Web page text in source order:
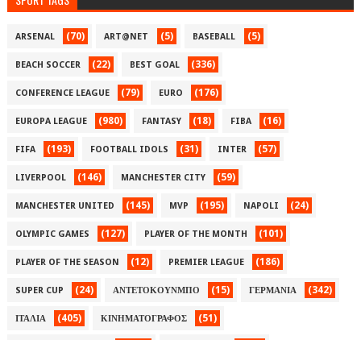
ARSENAL (70) ART@NET (5) BASEBALL (5)
BEACH SOCCER (22) BEST GOAL (336)
CONFERENCE LEAGUE (79) EURO (176)
EUROPA LEAGUE (980) FANTASY (18) FIBA (16)
FIFA (193) FOOTBALL IDOLS (31) INTER (57)
LIVERPOOL (146) MANCHESTER CITY (59)
MANCHESTER UNITED (145) MVP (195) NAPOLI (24)
OLYMPIC GAMES (127) PLAYER OF THE MONTH (101)
PLAYER OF THE SEASON (12) PREMIER LEAGUE (186)
SUPER CUP (24) ΑΝΤΕΤΟΚΟΥΝΜΠΟ (15) ΓΕΡΜΑΝΙΑ (342)
ΙΤΑΛΙΑ (405) ΚΙΝΗΜΑΤΟΓΡΑΦΟΣ (51)